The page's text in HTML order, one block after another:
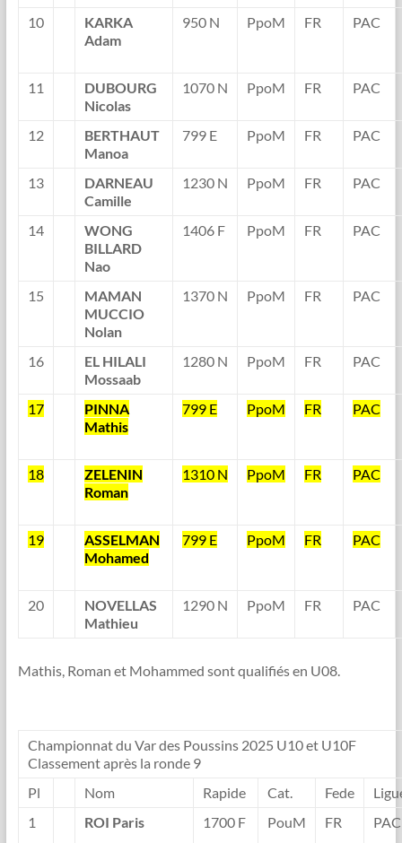
10
KARKA
Adam
950 N PpoM FR PAC
11
DUBOURG
Nicolas
1070 N PpoM FR PAC
12
BERTHAUT
Manoa
799 E PpoM FR PAC
13
DARNEAU
Camille
1230 N PpoM FR PAC
14
WONG
BILLARD
Nao
1406 F PpoM FR PAC
15
MAMAN
MUCCIO
Nolan
1370 N PpoM FR PAC
16
EL HILALI
Mossaab
1280 N PpoM FR PAC
17
PINNA
Mathis
799 E PpoM FR PAC
18
ZELENIN
Roman
1310 N PpoM FR PAC
19
ASSELMAN
Mohamed
799 E PpoM FR PAC
20
NOVELLAS
Mathieu
1290 N PpoM FR PAC
Mathis, Roman et Mohammed sont qualifiés en U08.
Championnat du Var des Poussins 2025 U10 et U10F
Classement après la ronde 9
Pl
Nom Rapide Cat. Fede
1
ROI Paris 1700 F PouM FR PAC